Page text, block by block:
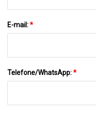
E-mail:*
Telefone/WhatsApp:*